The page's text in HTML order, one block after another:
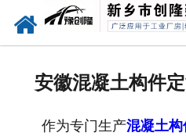
安徽混凝土构件
作为专门生产混凝土构